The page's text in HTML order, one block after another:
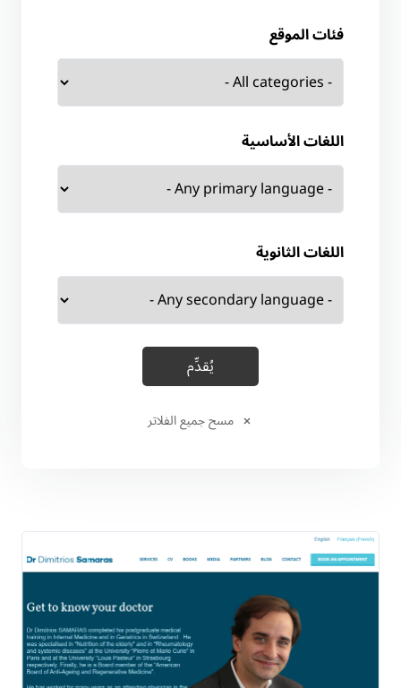
فئات الموقع
اللغات الأساسية
اللغات الثانوية
مسح جميع الفلاتر